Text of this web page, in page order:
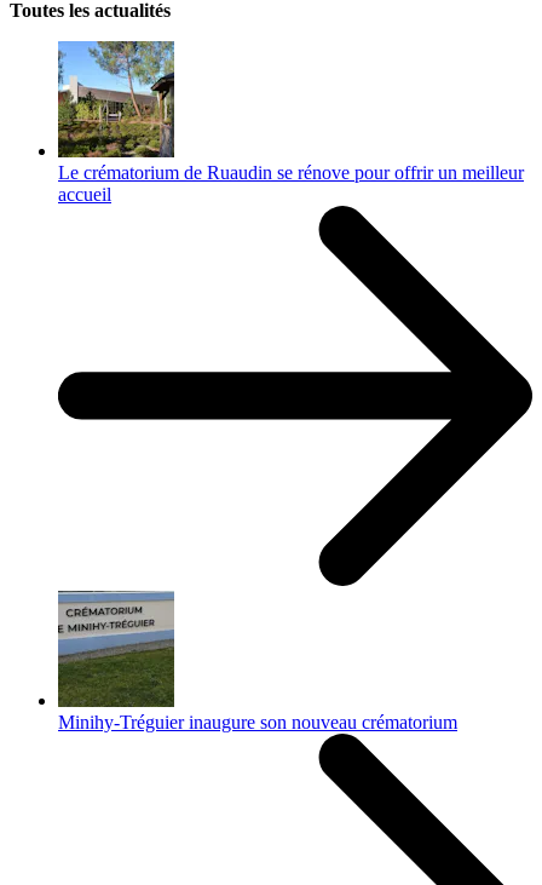
Toutes les actualités
Le crématorium de Ruaudin se rénove pour offrir un meilleur
accueil
Minihy-Tréguier inaugure son nouveau crématorium